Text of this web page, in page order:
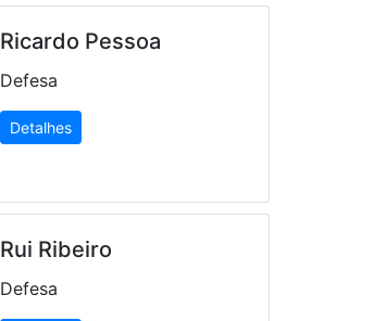
Ricardo Pessoa
Defesa
Detalhes
Rui Ribeiro
Defesa